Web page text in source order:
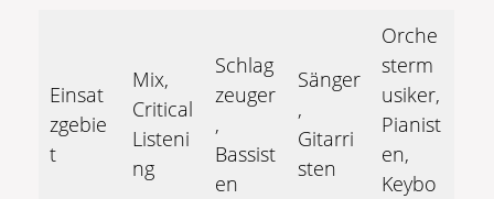
Einsat
zgebie
t
Mix,
Critical
Listeni
ng
Schlag
zeuger
,
Bassist
en
Sänger
,
Gitarri
sten
Orche
sterm
usiker,
Pianist
en,
Keybo